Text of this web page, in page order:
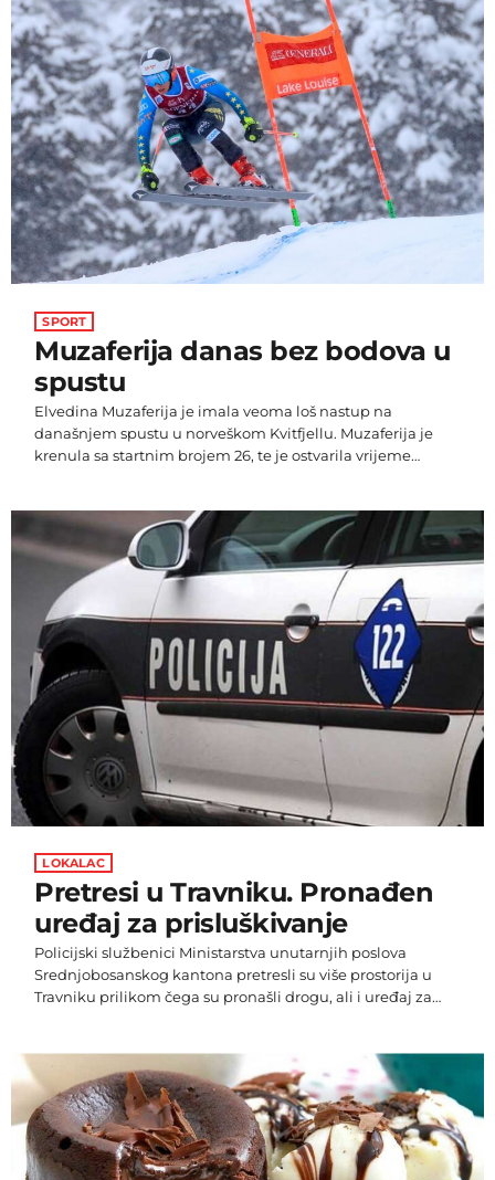
kao Magarac i Cameron […]
SPORT
Muzaferija danas bez bodova u
spustu
Elvedina Muzaferija je imala veoma loš nastup na
današnjem spustu u norveškom Kvitfjellu. Muzaferija je
krenula sa startnim brojem 26, te je ostvarila vrijeme
bodovima. Austrijanka Cornelia Hütter je odnijela pobjedu
s vremenom 1:31.97. Njemica Emma Aicher, koja je
nastupila odmah iza Muzaferije, je došla do drugog mjesta
sa samo […]
LOKALAC
Pretresi u Travniku. Pronađen
uređaj za prisluškivanje
Policijski službenici Ministarstva unutarnjih poslova
Srednjobosanskog kantona pretresli su više prostorija u
Travniku prilikom čega su pronašli drogu, ali i uređaj za
četvrtak proveo akciju u ulici Derviša efendije Korkuta na
području Travnika, postupajući po naredbi Općinskog
suda u Travniku. Izvršen je pretres stana, podrumskih
prostorija i pratećih objekata koje koristi I. J., rođen […]